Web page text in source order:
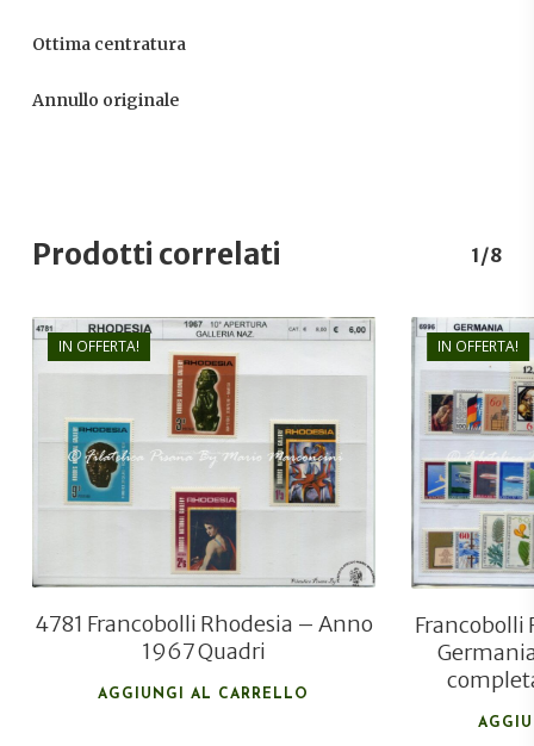
Ottima centratura
Annullo originale
Prodotti correlati 1/8
IN OFFERTA!
€6,00
€4,00
4781 Francobolli Rhodesia – Anno
1967 Quadri
AGGIUNGI AL CARRELLO
IN OFFERTA!
Francobolli